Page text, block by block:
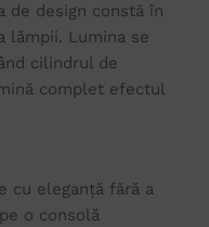
de design constă în
lămpii. Lumina se
cilindrul de
complet efectul
cu eleganță fără a
o consolă